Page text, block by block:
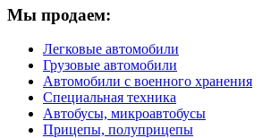
Мы продаем:
Легковые автомобили
Грузовые автомобили
Автомобили с военного хранения
Специальная техника
Автобусы, микроавтобусы
Прицепы, полуприцепы